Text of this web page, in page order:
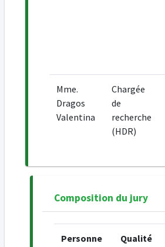
Mme.
Dragos
Valentina
Chargée
de
recherche
(HDR)
Composition du jury
Personne Qualité